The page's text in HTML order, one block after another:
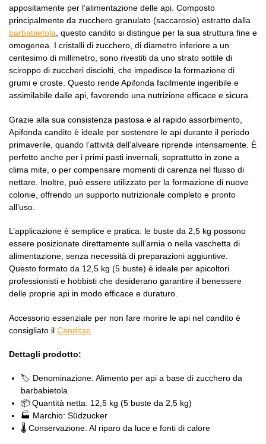
appositamente per l’alimentazione delle api. Composto
principalmente da zucchero granulato (saccarosio) estratto dalla
barbabietola, questo candito si distingue per la sua struttura fine e
omogenea. I cristalli di zucchero, di diametro inferiore a un
centesimo di millimetro, sono rivestiti da uno strato sottile di
sciroppo di zuccheri disciolti, che impedisce la formazione di
grumi e croste. Questo rende Apifonda facilmente ingeribile e
assimilabile dalle api, favorendo una nutrizione efficace e sicura.
Grazie alla sua consistenza pastosa e al rapido assorbimento,
Apifonda candito è ideale per sostenere le api durante il periodo
primaverile, quando l’attività dell’alveare riprende intensamente. È
perfetto anche per i primi pasti invernali, soprattutto in zone a
clima mite, o per compensare momenti di carenza nel flusso di
nettare. Inoltre, può essere utilizzato per la formazione di nuove
colonie, offrendo un supporto nutrizionale completo e pronto
all’uso.
L’applicazione è semplice e pratica: le buste da 2,5 kg possono
essere posizionate direttamente sull’arnia o nella vaschetta di
alimentazione, senza necessità di preparazioni aggiuntive.
Questo formato da 12,5 kg (5 buste) è ideale per apicoltori
professionisti e hobbisti che desiderano garantire il benessere
delle proprie api in modo efficace e duraturo.
Accessorio essenziale per non fare morire le api nel candito è
consigliato il Canditap
Dettagli prodotto:
🏷️ Denominazione: Alimento per api a base di zucchero da
barbabietola
📦 Quantità netta: 12,5 kg (5 buste da 2,5 kg)
🏭 Marchio: Südzucker
🌡️ Conservazione: Al riparo da luce e fonti di calore